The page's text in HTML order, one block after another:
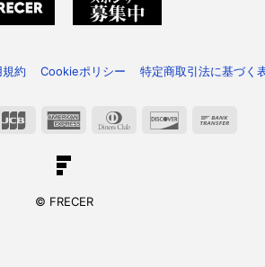
約 Cookieポリシー 特定商取引法に基づく
JCB
American Dinners
Discover
© FRECER